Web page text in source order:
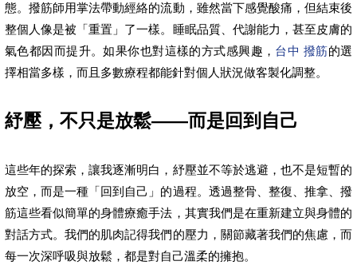
態。撥筋師用掌法帶動經絡的流動，雖然當下感覺酸痛，但結束後
整個人像是被「重置」了一樣。睡眠品質、代謝能力，甚至皮膚的
氣色都因而提升。如果你也對這樣的方式感興趣， 台中 撥筋的選
擇相當多樣，而且多數療程都能針對個人狀況做客製化調整。
紓壓，不只是放鬆——而是回到自己
這些年的探索，讓我逐漸明白，紓壓並不等於逃避，也不是短暫的
放空，而是一種「回到自己」的過程。透過整骨、整復、推拿、撥
筋這些看似簡單的身體療癒手法，其實我們是在重新建立與身體的
對話方式。我們的肌肉記得我們的壓力，關節藏著我們的焦慮，而
每一次深呼吸與放鬆，都是對自己溫柔的擁抱。